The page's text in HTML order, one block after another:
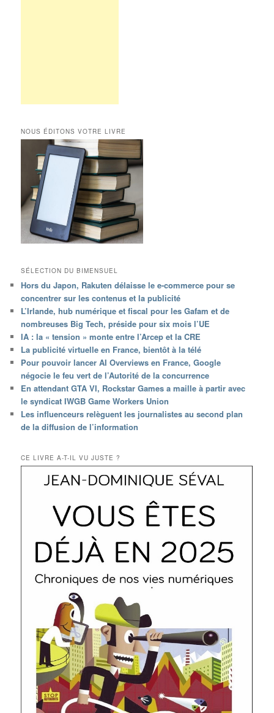
NOUS ÉDITONS VOTRE LIVRE
SÉLECTION DU BIMENSUEL
Hors du Japon, Rakuten délaisse le e-commerce pour se
concentrer sur les contenus et la publicité
L’Irlande, hub numérique et fiscal pour les Gafam et de
nombreuses Big Tech, préside pour six mois l’UE
IA : la « tension » monte entre l’Arcep et la CRE
La publicité virtuelle en France, bientôt à la télé
Pour pouvoir lancer AI Overviews en France, Google
négocie le feu vert de l’Autorité de la concurrence
En attendant GTA VI, Rockstar Games a maille à partir avec
le syndicat IWGB Game Workers Union
Les influenceurs relèguent les journalistes au second plan
de la diffusion de l’information
CE LIVRE A-T-IL VU JUSTE ?